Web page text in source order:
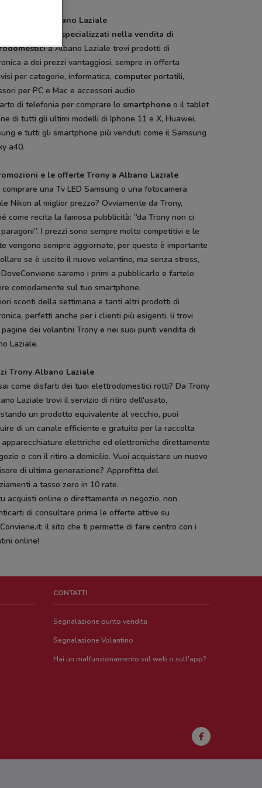
Trony a Albano Laziale
negozi specializzati nella vendita di
a Albano Laziale trovi prodotti di
a dei prezzi vantaggiosi, sempre in offerta
per categorie, informatica, computer portatili,
per PC e Mac e accessori audio
di telefonia per comprare lo smartphone o il tablet
di tutti gli ultimi modelli di Iphone 11 e X, Huawei,
e tutti gli smartphone più venduti come il Samsung
a40.
e le offerte Trony a Albano Laziale
comprare una Tv LED Samsung o una fotocamera
Nikon al miglior prezzo? Ovviamente da Trony,
come recita la famosa pubblicità: “da Trony non ci
I prezzi sono sempre molto competitivi e le
vengono sempre aggiornate, per questo è importante
se è uscito il nuovo volantino, ma senza stress,
saremo i primi a pubblicarlo e fartelo
comodamente sul tuo smartphone.
sconti della settimana e tanti altri prodotti di
perfetti anche per i clienti più esigenti, li trovi
dei volantini Trony e nei suoi punti vendita di
Laziale.
Trony Albano Laziale
come disfarti dei tuoi elettrodomestici rotti? Da Trony
Laziale trovi il servizio di ritiro dell'usato,
un prodotto equivalente al vecchio, puoi
di un canale efficiente e gratuito per la raccolta
elettriche ed elettroniche direttamente
o con il ritiro a domicilio. Vuoi acquistare un nuovo
di ultima generazione? Approfitta del
a tasso zero in 10 rate.
acquisti online o direttamente in negozio, non
di consultare prima le offerte attive su
il sito che ti permette di fare centro con i
online!
CONTATTI
Segnalazione punto vendita
Segnalazione Volantino
Hai un malfunzionamento sul web o sull'app?